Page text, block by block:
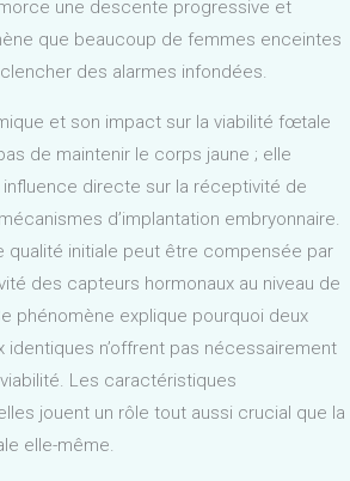
une descente progressive et
que beaucoup de femmes enceintes
des alarmes infondées.
et son impact sur la viabilité fœtale
de maintenir le corps jaune ; elle
directe sur la réceptivité de
d’implantation embryonnaire.
qualité initiale peut être compensée par
des capteurs hormonaux au niveau de
phénomène explique pourquoi deux
identiques n’offrent pas nécessairement
Les caractéristiques
jouent un rôle tout aussi crucial que la
elle-même.